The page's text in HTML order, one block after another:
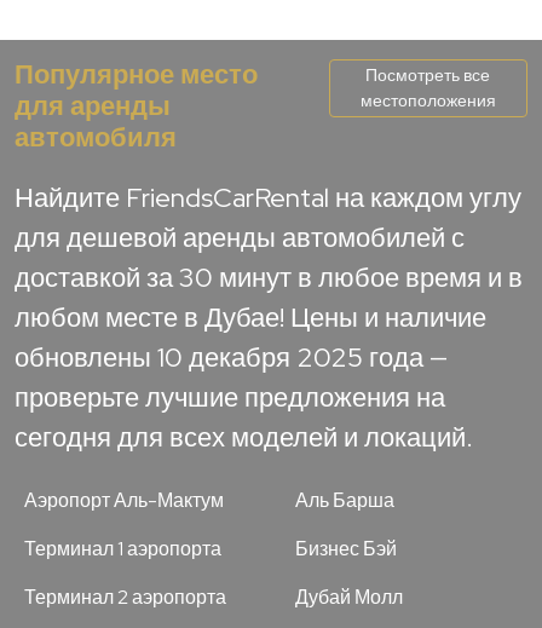
Популярное место
для аренды
автомобиля
Посмотреть все
местоположения
Найдите FriendsCarRental на каждом углу
для дешевой аренды автомобилей с
доставкой за 30 минут в любое время и в
любом месте в Дубае! Цены и наличие
обновлены 10 декабря 2025 года —
проверьте лучшие предложения на
сегодня для всех моделей и локаций.
Аэропорт Аль-Мактум
Терминал 1 аэропорта
Терминал 2 аэропорта
Аль Барша
Бизнес Бэй
Дубай Молл